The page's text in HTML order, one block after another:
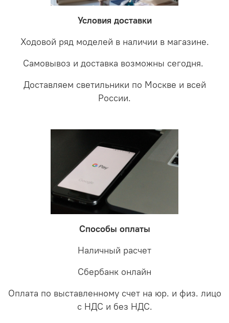
забудете что такое тусклость и недостаток освещения.
Условия доставки
Ходовой ряд моделей в наличии в магазине.
Самовывоз и доставка возможны сегодня.
Доставляем светильники по Москве и всей
России.
Способы оплаты
Наличный расчет
Сбербанк онлайн
Оплата по выставленному счет на юр. и физ. лицо
с НДС и без НДС.